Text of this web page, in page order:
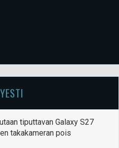
tiputtavan Galaxy S27
takakameran pois